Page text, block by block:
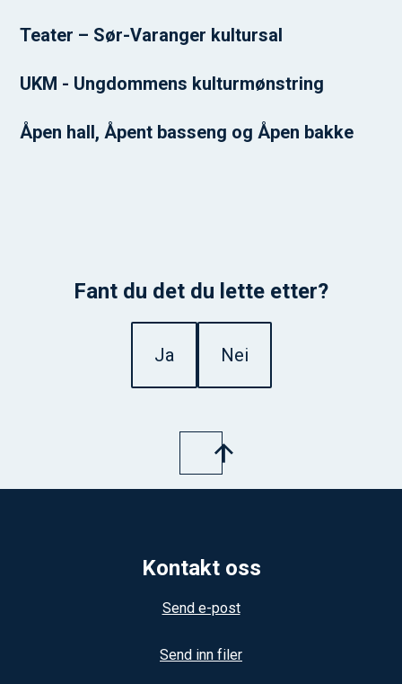
Teater – Sør-Varanger kultursal
UKM - Ungdommens kulturmønstring
Åpen hall, Åpent basseng og Åpen bakke
Fant du det du lette etter?
Ja Nei
Kontakt oss
Send e-post
Send inn filer